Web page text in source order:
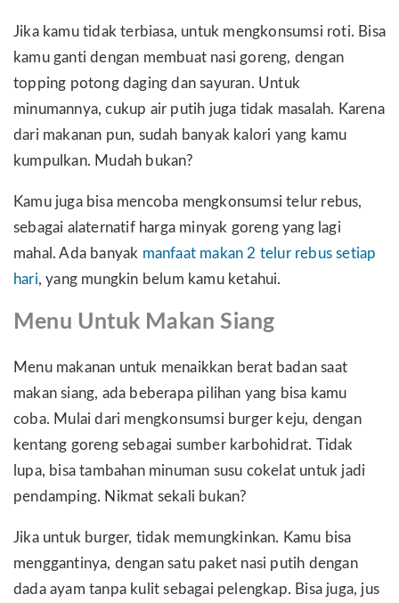
Jika kamu tidak terbiasa, untuk mengkonsumsi roti. Bisa
kamu ganti dengan membuat nasi goreng, dengan
topping potong daging dan sayuran. Untuk
minumannya, cukup air putih juga tidak masalah. Karena
dari makanan pun, sudah banyak kalori yang kamu
kumpulkan. Mudah bukan?
Kamu juga bisa mencoba mengkonsumsi telur rebus,
sebagai alaternatif harga minyak goreng yang lagi
mahal. Ada banyak manfaat makan 2 telur rebus setiap
hari, yang mungkin belum kamu ketahui.
Menu Untuk Makan Siang
Menu makanan untuk menaikkan berat badan saat
makan siang, ada beberapa pilihan yang bisa kamu
coba. Mulai dari mengkonsumsi burger keju, dengan
kentang goreng sebagai sumber karbohidrat. Tidak
lupa, bisa tambahan minuman susu cokelat untuk jadi
pendamping. Nikmat sekali bukan?
Jika untuk burger, tidak memungkinkan. Kamu bisa
menggantinya, dengan satu paket nasi putih dengan
dada ayam tanpa kulit sebagai pelengkap. Bisa juga, jus